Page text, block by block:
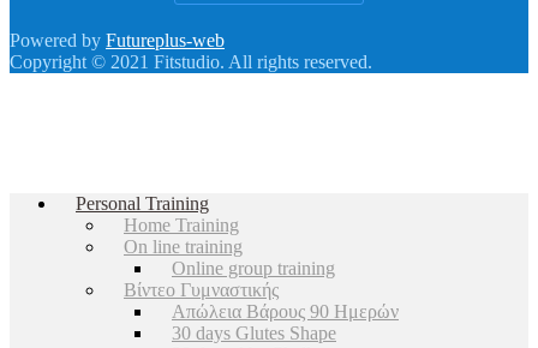
Powered by Futureplus-web
Copyright © 2021 Fitstudio. All rights reserved.
Personal Training
Home Training
On line training
Online group training
Βίντεο Γυμναστικής
Απώλεια Βάρους 90 Ημερών
30 days Glutes Shape